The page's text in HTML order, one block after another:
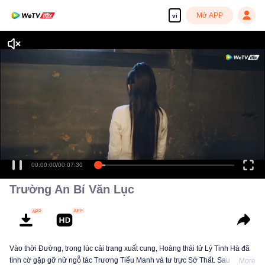
vi Mở APP
00:00:00/00:07:30
Trường An Bí Văn Lục
Vào thời Đường, trong lúc cải trang xuất cung, Hoàng thái tử Lý Tinh Hà đã
tình cờ gặp gỡ nữ ngỗ tác Trương Tiểu Manh và tư trực Sở Thất. Sau khi ba
More